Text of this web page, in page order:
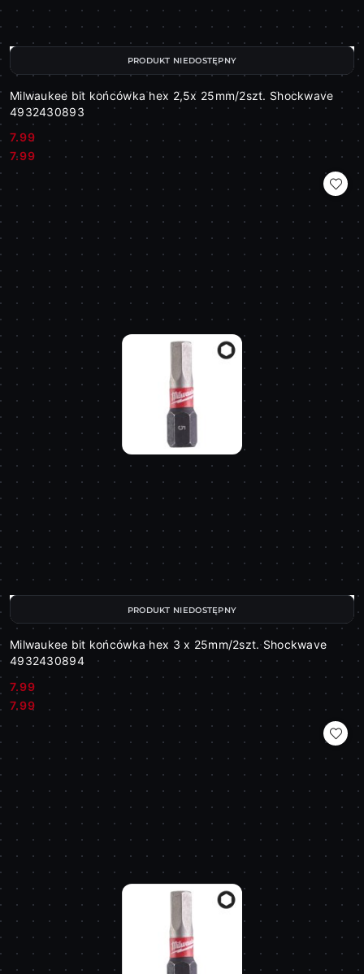
Milwaukee bit końcówka hex 2,5x 25mm/2szt. Shockwave
4932430893
Cena:
7.99
Cena:
7.99
PRODUKT NIEDOSTĘPNY
Milwaukee bit końcówka hex 3 x 25mm/2szt. Shockwave
4932430894
Cena:
7.99
Cena:
7.99
PRODUKT NIEDOSTĘPNY